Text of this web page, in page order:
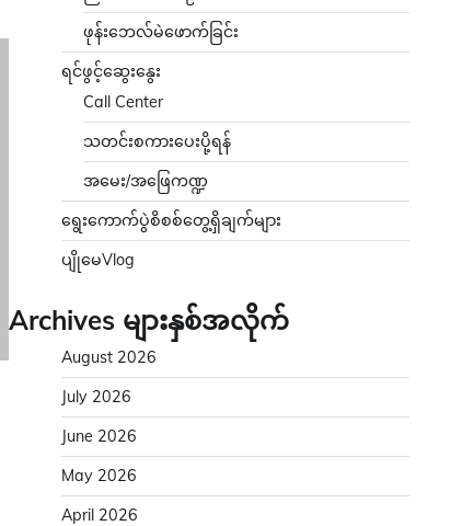
ဖုန်းဘေလ်မဲဖောက်ခြင်း
ရင်ဖွင့်ဆွေးနွေး
Call Center
သတင်းစကားပေးပို့ရန်
အမေး/အဖြေကဏ္ဍ
ရွေးကောက်ပွဲစိစစ်တွေ့ရှိချက်များ
ပျိုမေVlog
Archives များနှစ်အလိုက်
August 2026
July 2026
June 2026
May 2026
April 2026